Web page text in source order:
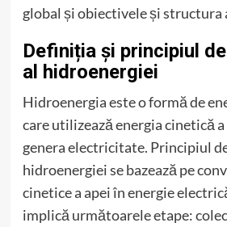
global și obiectivele și
Definiția și principiul
al hidroenergiei
Hidroenergia este o formă de
care utilizează energia cinetică
genera electricitate. Principiul
hidroenergiei se bazează pe
cinetice a apei în energie
implică următoarele etape: